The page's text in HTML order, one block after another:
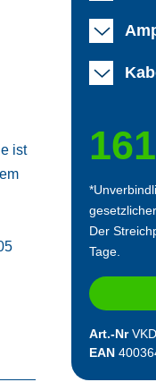
ist
Der
Tage.
Art.-Nr
EAN